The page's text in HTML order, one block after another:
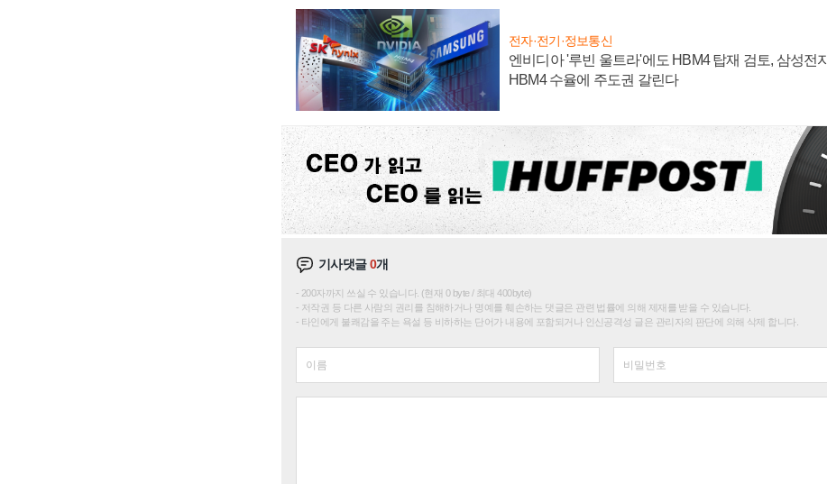
전자·전기·정보통신
엔비디아 '루빈 울트라'에도 HBM4 탑재 검토, 삼성전
HBM4 수율에 주도권 갈린다
기사댓글0개
200자까지 쓰실 수 있습니다. (현재 0 byte / 최대 400byte)
저작권 등 다른 사람의 권리를 침해하거나 명예를 훼손하는 댓글은 관련 법률에 의해 제재를 받을 수 있습니다.
타인에게 불쾌감을 주는 욕설 등 비하하는 단어가 내용에 포함되거나 인신공격성 글은 관리자의 판단에 의해 삭제 합니다.